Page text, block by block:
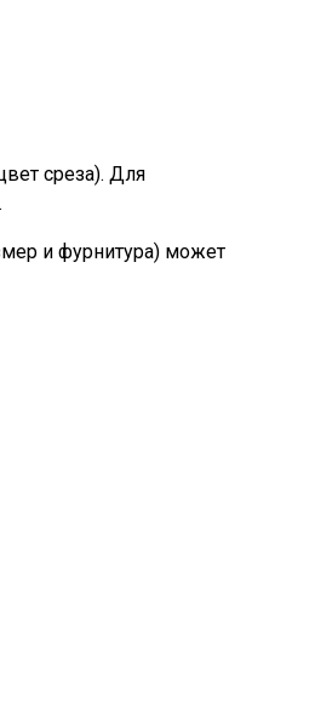
среза). Для
.
и фурнитура) может